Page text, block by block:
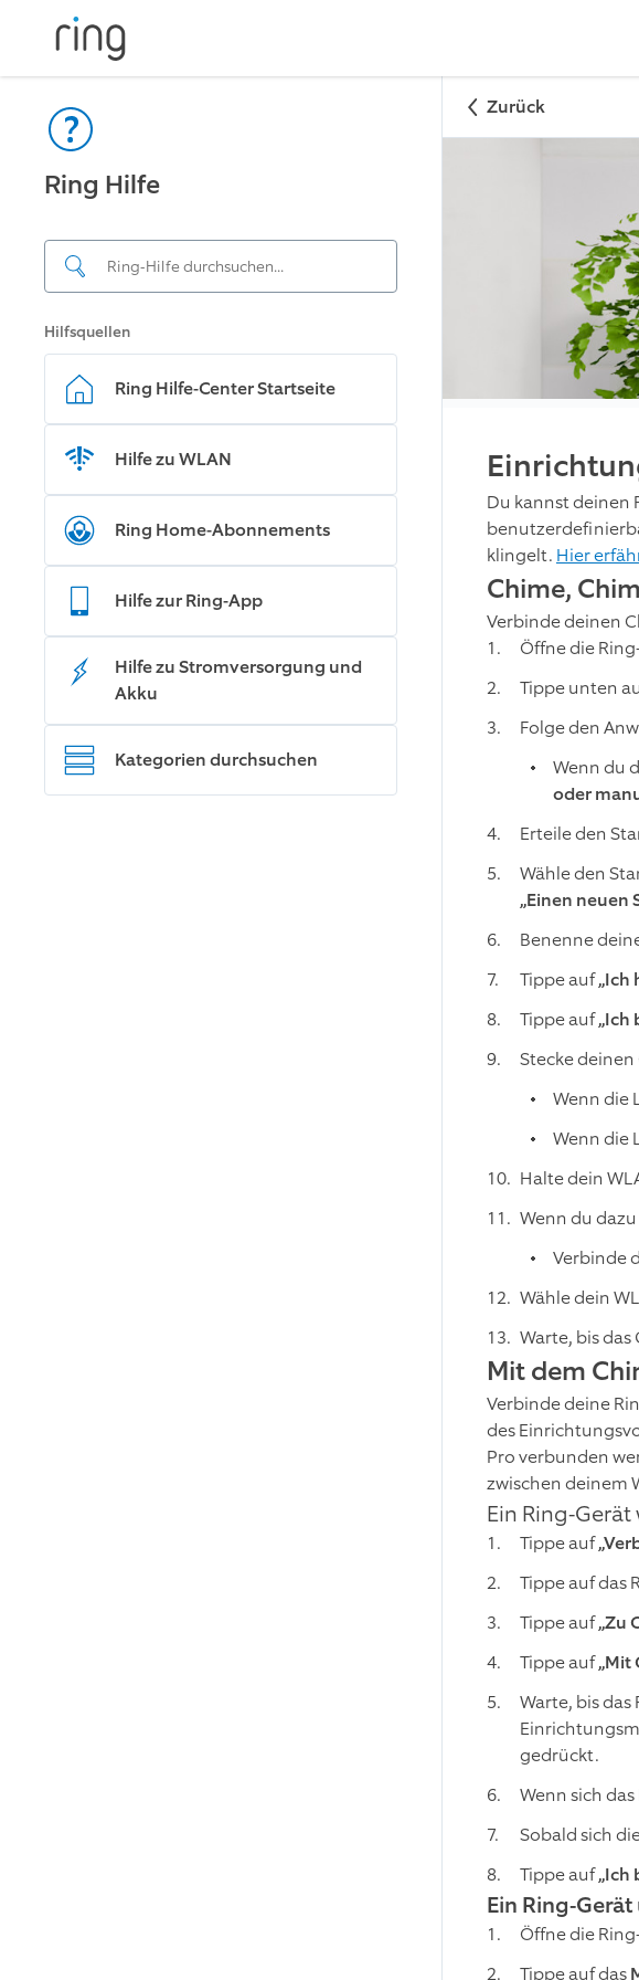
Ring Hilfe
Hilfsquellen
Ring Hilfe-Center Startseite
Hilfe zu WLAN
Ring Home-Abonnements
Hilfe zur Ring-App
Hilfe zu Stromversorgung und
Akku
Kategorien durchsuchen
Zurück
Du kannst deinen
klingelt. Hier
Chime,
Verbinde deinen
Öffne die
Tippe unten
Folge den
Wenn du
oder
Erteile den
Wähle den
„Einen
Benenne
Tippe auf„Ich
Tippe auf„Ich
Stecke
Wenn die
Wenn die
Halte dein
Wenn du
Verbinde
Wähle dein
Warte, bis
Mit dem
Verbinde deine
des
Pro verbunden
zwischen deinem
Ein Ring-
Tippe auf
Tippe auf das
Tippe auf„Zu
Tippe auf„Mit
Warte, bis
gedrückt.
Wenn sich
Sobald sich
Tippe auf„Ich
Ein Ring-
Öffne die
Tippe auf das